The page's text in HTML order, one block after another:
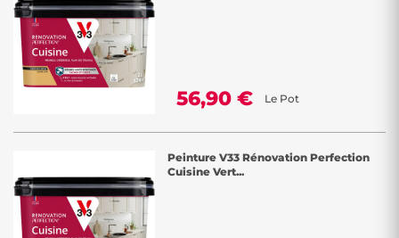
56,90 € Le Pot
Peinture V33 Rénovation Perfection
Cuisine Vert...